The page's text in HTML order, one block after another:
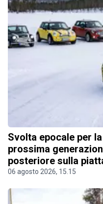
Svolta epocale per
prossima
posteriore sulla
06 agosto 2026, 15.15